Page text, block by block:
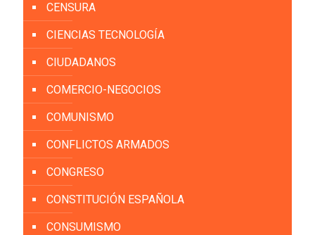
CENSURA
CIENCIAS TECNOLOGÍA
CIUDADANOS
COMERCIO-NEGOCIOS
COMUNISMO
CONFLICTOS ARMADOS
CONGRESO
CONSTITUCIÓN ESPAÑOLA
CONSUMISMO